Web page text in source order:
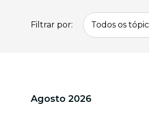
Filtrar por: Todos os
Agosto 2026